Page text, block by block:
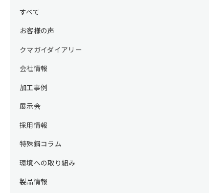
すべて
お客様の声
クマガイダイアリー
会社情報
加工事例
展示会
採用情報
特殊鋼コラム
環境への取り組み
製品情報